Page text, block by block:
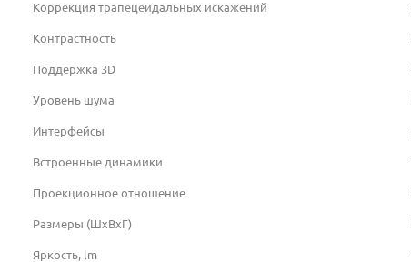
Коррекция трапецеидальных искажений
Контрастность
Поддержка 3D
Уровень шума
Интерфейсы
Встроенные динамики
Проекционное отношение
Размеры (ШxВxГ)
Яркость, lm